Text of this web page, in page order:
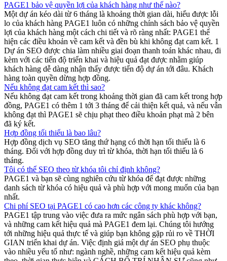
PAGE1 bảo vệ quyền lợi của khách hàng như thế nào?
Một dự án kéo dài từ 6 tháng là khoảng thời gian dài, hiểu được lỗi
lo của khách hàng PAGE1 luôn có những chính sách bảo vệ quyền
lợi của khách hàng một cách chi tiết và rõ ràng nhất: PAGE1 thể
hiện các điều khoản về cam kết và đền bù khi không đạt cam kết. 1
Dự án SEO được chia làm nhiều giai đoạn thanh toán khác nhau, đi
kèm với các tiến độ triển khai và hiệu quả đạt được nhằm giúp
khách hàng dễ dàng nhận thấy được tiến độ dự án tới đâu. Khách
hàng toàn quyền dừng hợp đồng.
Nếu không đạt cam kết thì sao?
Nếu không đạt cam kết trong khoảng thời gian đã cam kết trong hợp
đồng, PAGE1 có thêm 1 tới 3 tháng để cải thiện kết quả, và nếu vẫn
không đạt thì PAGE1 sẽ chịu phạt theo điều khoản phạt mà 2 bên
đã ký kết.
Hợp đồng tối thiểu là bao lâu?
Hợp đồng dịch vụ SEO tăng thứ hạng có thời hạn tối thiểu là 6
tháng. Đối với hợp đồng duy trì từ khóa, thời hạn tối thiểu là 6
tháng.
Tôi có thể SEO theo từ khóa tôi chỉ định không?
PAGE1 và bạn sẽ cùng nghiên cứu từ khóa để đạt được những
danh sách từ khóa có hiệu quả và phù hợp với mong muốn của bạn
nhất.
Chi phí SEO tại PAGE1 có cao hơn các công ty khác không?
PAGE1 tập trung vào việc đưa ra mức ngân sách phù hợp với bạn,
và những cam kết hiệu quả mà PAGE1 đem lại. Chúng tôi hướng
tới những hiệu quả thực tế và giúp bạn không gặp rủi ro về THỜI
GIAN triển khai dự án. Việc định giá một dự án SEO phụ thuộc
vào nhiều yếu tố như: ngành nghề, những cam kết hiệu quả kèm